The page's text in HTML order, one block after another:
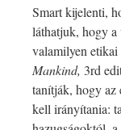
Smart kijelenti,
láthatjuk, hogy a
valamilyen etikai
Mankind, 3rd
tanítják, hogy az
kell irányítania: